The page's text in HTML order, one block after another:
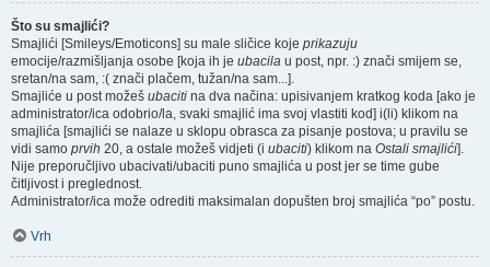
Što su smajlići?
Smajlići [Smileys/Emoticons] su male sličice koje prikazuju
emocije/razmišljanja osobe [koja ih je ubacila u post, npr. :) znači smijem se,
sretan/na sam, :( znači plačem, tužan/na sam...].
Smajliće u post možeš ubaciti na dva načina: upisivanjem kratkog koda [ako je
administrator/ica odobrio/la, svaki smajlić ima svoj vlastiti kod] i(li) klikom na
smajlića [smajlići se nalaze u sklopu obrasca za pisanje postova; u pravilu se
vidi samo prvih 20, a ostale možeš vidjeti (i ubaciti) klikom na Ostali smajlići].
Nije preporučljivo ubacivati/ubaciti puno smajlića u post jer se time gube
čitljivost i preglednost.
Administrator/ica može odrediti maksimalan dopušten broj smajlića “po” postu.
Vrh